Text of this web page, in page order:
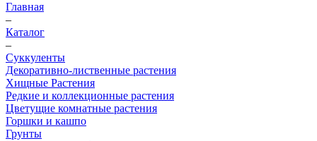
Главная
–
Каталог
–
Суккуленты
Декоративно-лиственные растения
Хищные Растения
Редкие и коллекционные растения
Цветущие комнатные растения
Горшки и кашпо
Грунты